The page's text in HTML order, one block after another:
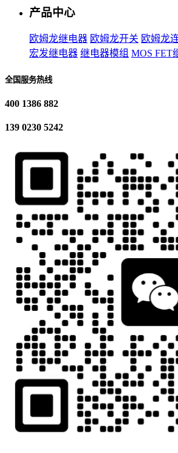
产品中心
欧姆龙继电器 欧姆龙开关 欧姆龙
宏发继电器 继电器模组 MOS FET
全国服务热线
400 1386 882
139 0230 5242